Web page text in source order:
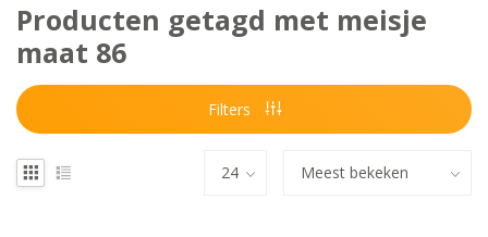
Producten getagd met meisje
maat 86
Filters